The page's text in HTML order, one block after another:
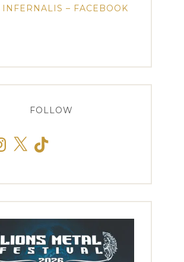
INFERNALIS – FACEBOOK
FOLLOW
X TikTok